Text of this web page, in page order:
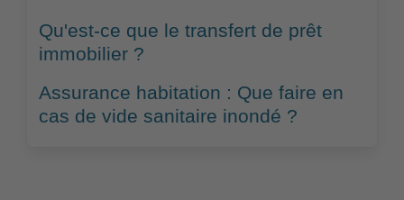
Qu'est-ce que le transfert de prêt
immobilier ?
Assurance habitation : Que faire en
cas de vide sanitaire inondé ?